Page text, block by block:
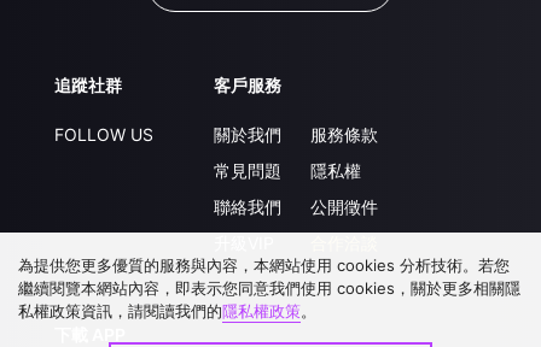
追蹤社群
FOLLOW US
客戶服務
關於我們
常見問題
聯絡我們
服務條款
隱私權
公開徵件
為提供您更多優質的服務與內容，本網站使用 cookies 分析技術。若您
繼續閱覽本網站內容，即表示您同意我們使用 cookies，關於更多相關隱
私權政策資訊，請閱讀我們的隱私權政策。